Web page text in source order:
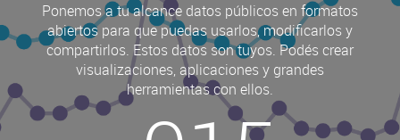
Ponemos a tu alcance datos públicos en formatos
abiertos para que puedas usarlos, modificarlos y
compartirlos. Estos datos son tuyos. Podés crear
visualizaciones, aplicaciones y grandes
herramientas con ellos.